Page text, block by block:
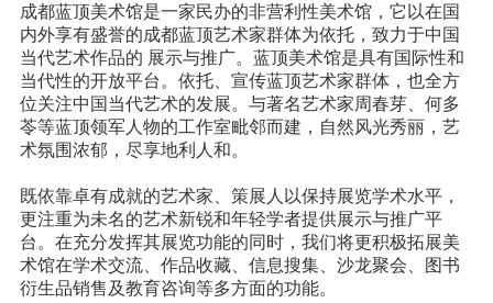
成都蓝顶美术馆是一家民办的非营利性美术馆，它以在国
内外享有盛誉的成都蓝顶艺术家群体为依托，致力于中国
当代艺术作品的 展示与推广。蓝顶美术馆是具有国际性和
当代性的开放平台。依托、宣传蓝顶艺术家群体，也全方
位关注中国当代艺术的发展。与著名艺术家周春芽、何多
苓等蓝顶领军人物的工作室毗邻而建，自然风光秀丽，艺
术氛围浓郁，尽享地利人和。
既依靠卓有成就的艺术家、策展人以保持展览学术水平，
更注重为未名的艺术新锐和年轻学者提供展示与推广平
台。在充分发挥其展览功能的同时，我们将更积极拓展美
术馆在学术交流、作品收藏、信息搜集、沙龙聚会、图书
衍生品销售及教育咨询等多方面的功能。